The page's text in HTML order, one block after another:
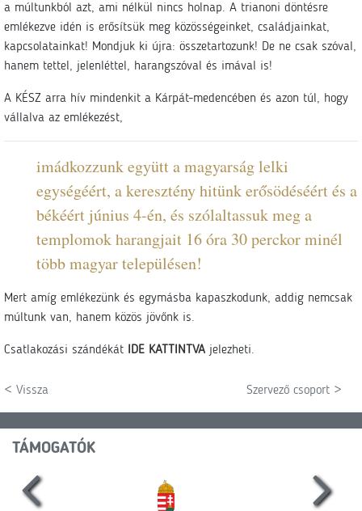
a múltunkból azt, ami nélkül nincs holnap. A trianoni döntésre
emlékezve idén is erősítsük meg közösségeinket, családjainkat,
kapcsolatainkat! Mondjuk ki újra: összetartozunk! De ne csak szóval,
hanem tettel, jelenléttel, harangszóval és imával is!
A KÉSZ arra hív mindenkit a Kárpát-medencében és azon túl, hogy
vállalva az emlékezést,
imádkozzunk együtt a magyarság lelki
egységéért, a keresztény hitünk erősödéséért és a
békéért június 4-én, és szólaltassuk meg a
templomok harangjait 16 óra 30 perckor minél
több magyar településen!
Mert amíg emlékezünk és egymásba kapaszkodunk, addig nemcsak
múltunk van, hanem közös jövőnk is.
Csatlakozási szándékát IDE KATTINTVA jelezheti.
< Vissza Szervező csoport >
TÁMOGATÓK